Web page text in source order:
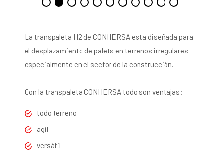
La transpaleta H2 de CONHERSA esta diseñada para
el desplazamiento de palets en terrenos irregulares
especialmente en el sector de la construcción.
Con la transpaleta CONHERSA todo son ventajas:
todo terreno
agil
versátil